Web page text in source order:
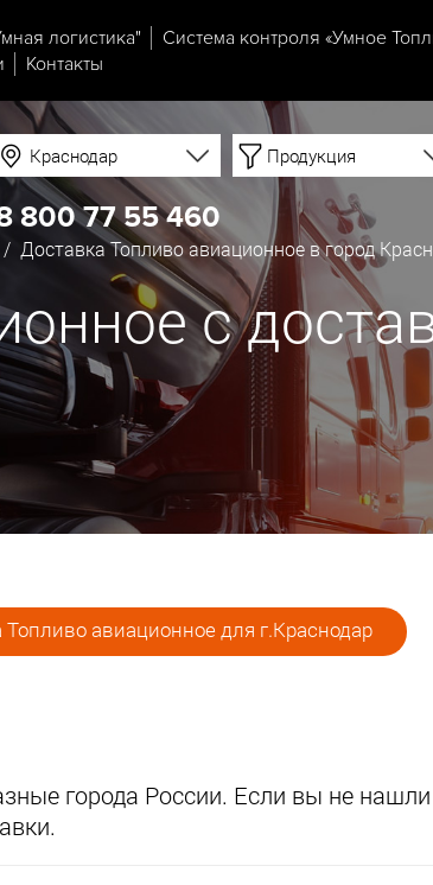
логистика" Система контроля «Умное
Контакты
Краснодар Продукция
800 77 55 460
/ Доставка Топливо авиационное в город
с
авиационное для г.Краснодар
города России. Если вы не